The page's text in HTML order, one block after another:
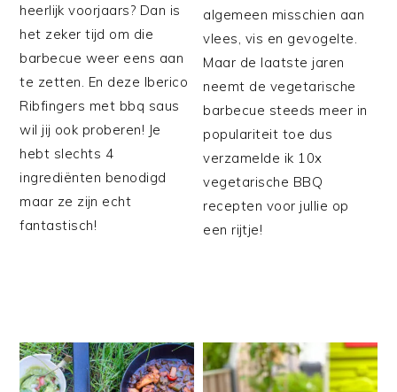
heerlijk voorjaars? Dan is
het zeker tijd om die
barbecue weer eens aan
te zetten. En deze Iberico
Ribfingers met bbq saus
wil jij ook proberen! Je
hebt slechts 4
ingrediënten benodigd
maar ze zijn echt
fantastisch!
algemeen misschien aan
vlees, vis en gevogelte.
Maar de laatste jaren
neemt de vegetarische
barbecue steeds meer in
populariteit toe dus
verzamelde ik 10x
vegetarische BBQ
recepten voor jullie op
een rijtje!